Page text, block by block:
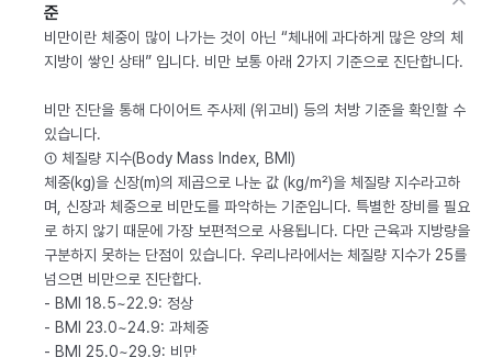
준
비만이란 체중이 많이 나가는 것이 아닌 “체내에 과다하게 많은 양의 체
지방이 쌓인 상태” 입니다. 비만 보통 아래 2가지 기준으로 진단합니다.
비만 진단을 통해 다이어트 주사제 (위고비) 등의 처방 기준을 확인할 수
있습니다.
① 체질량 지수(Body Mass Index, BMI)
체중(kg)을 신장(m)의 제곱으로 나눈 값 (kg/m²)을 체질량 지수라고하
며, 신장과 체중으로 비만도를 파악하는 기준입니다. 특별한 장비를 필요
로 하지 않기 때문에 가장 보편적으로 사용됩니다. 다만 근육과 지방량을
구분하지 못하는 단점이 있습니다. 우리나라에서는 체질량 지수가 25를
넘으면 비만으로 진단합다.
- BMI 18.5~22.9: 정상
- BMI 23.0~24.9: 과체중
- BMI 25.0~29.9: 비만